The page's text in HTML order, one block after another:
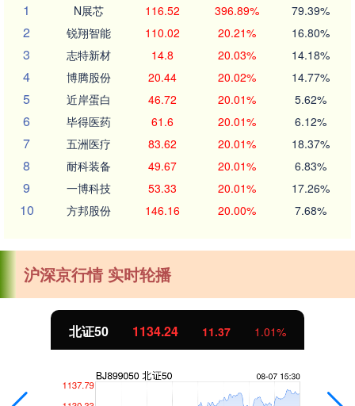
1
N展芯 116.52 396.89% 79.39%
2 锐翔智能 110.02 20.21% 16.80%
3 志特新材 14.8 20.03% 14.18%
4 博腾股份 20.44 20.02% 14.77%
5 近岸蛋白 46.72 20.01% 5.62%
6 毕得医药 61.6 20.01% 6.12%
7 五洲医疗 83.62 20.01% 18.37%
8 耐科装备 49.67 20.01% 6.83%
9 一博科技 53.33 20.01% 17.26%
10 方邦股份 146.16 20.00% 7.68%
沪深京行情 实时轮播
北证50 1134.24 11.37 1.01%